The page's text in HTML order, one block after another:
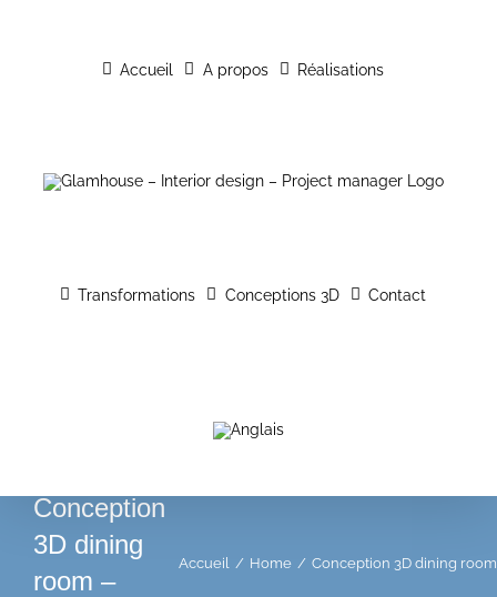
Accueil A propos Réalisations
Transformations Conceptions 3D Contact
Conception
3D dining
room –
Accueil Home Conception 3D dining